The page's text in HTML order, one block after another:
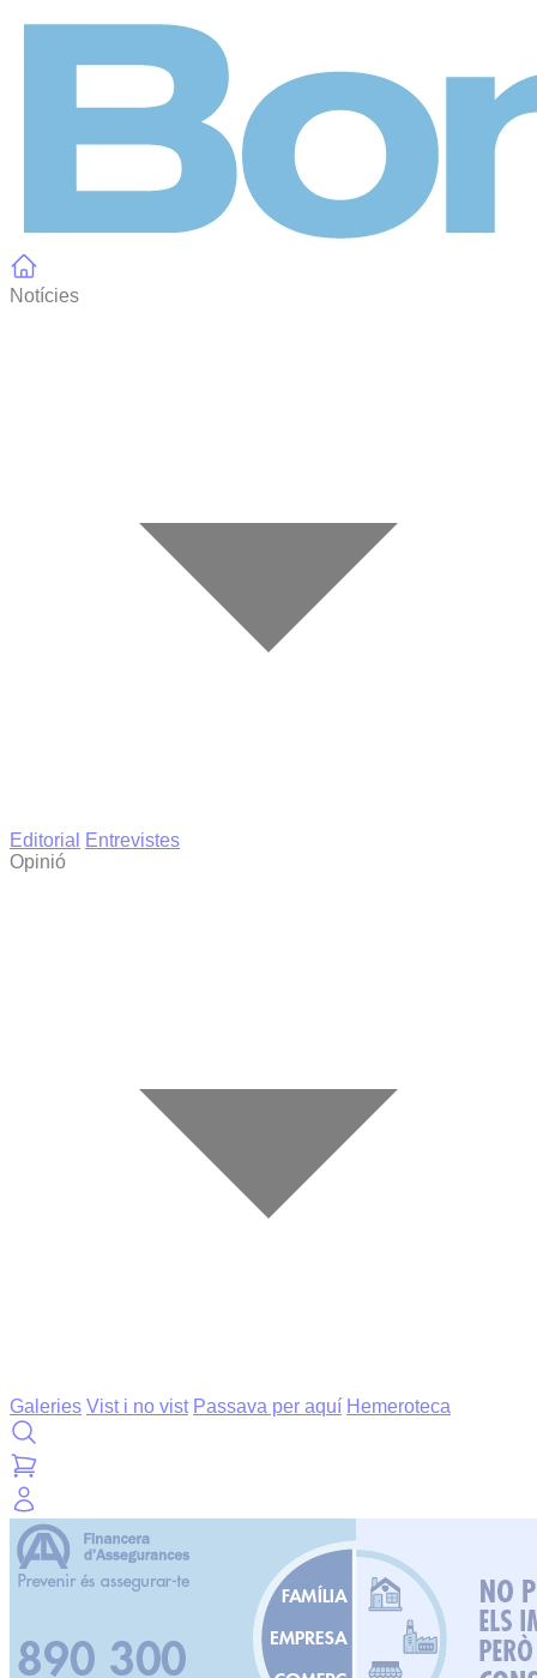
Notícies
Editorial
Entrevistes
Opinió
Galeries Vist i no vist Passava per aquí Hemeroteca